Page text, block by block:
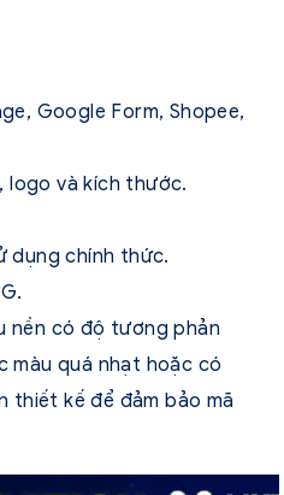
Google Form, Shopee,
logo và kích thước.
dụng chính thức.
nền có độ tương phản
màu quá nhạt hoặc có
thiết kế để đảm bảo mã